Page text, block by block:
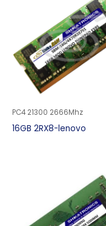
PC4 21300 2666Mhz
16GB 2RX8-lenovo